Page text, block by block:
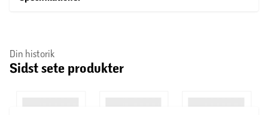
sjipning.
* Bruger 3 x AG13/LR44 (1.5V) batterier (Ikke inkluderet)
Din historik
Sidst sete produkter